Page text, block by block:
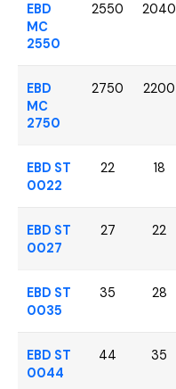
EBD
MC
2550
2550 2040
EBD
MC
2750
2750 2200
EBD ST
0022
22 18
EBD ST
0027
27 22
EBD ST
0035
35 28
EBD ST
0044
44 35